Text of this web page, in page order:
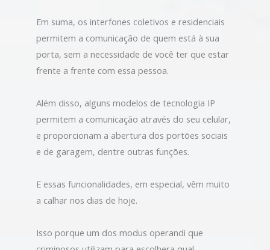
Em suma, os interfones coletivos e residenciais
permitem a comunicação de quem está à sua
porta, sem a necessidade de você ter que estar
frente a frente com essa pessoa.
Além disso, alguns modelos de tecnologia IP
permitem a comunicação através do seu celular,
e proporcionam a abertura dos portões sociais
e de garagem, dentre outras funções.
E essas funcionalidades, em especial, vêm muito
a calhar nos dias de hoje.
Isso porque um dos modus operandi que